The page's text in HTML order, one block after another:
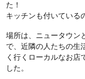
た！
キッチンも付いている
場所は、ニュータウン
で、近隣の人たちの生
く行くローカルなお店
した。